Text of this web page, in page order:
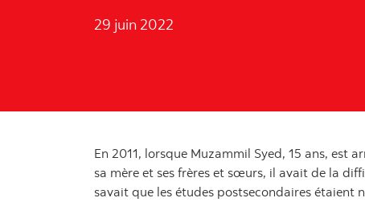
29 juin 2022
En 2011, lorsque Muzammil Syed, 15 ans, est
sa mère et ses frères et sœurs, il avait de la
savait que les études postsecondaires étaient